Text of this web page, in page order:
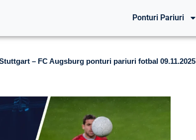
Ponturi Pariuri
– FC Augsburg ponturi pariuri fotbal 09.11.2025